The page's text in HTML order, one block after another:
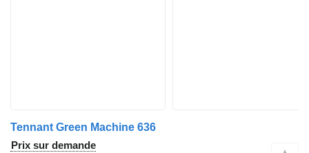
Tennant Green Machine 636
Prix sur demande